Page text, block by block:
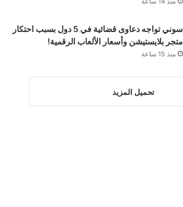
سوني تواجه دعاوى قضائية في 5 دول بسبب احتكار
متجر بلايستيشن وأسعار الألعاب الرقمية!
منذ 15 ساعة
تحميل المزيد